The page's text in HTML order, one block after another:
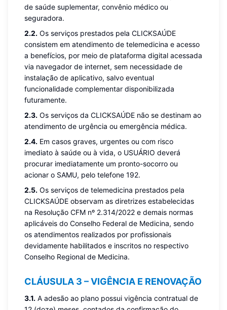
de saúde suplementar, convênio médico ou
seguradora.
2.2. Os serviços prestados pela CLICKSAÚDE
consistem em atendimento de telemedicina e acesso
a benefícios, por meio de plataforma digital acessada
via navegador de internet, sem necessidade de
instalação de aplicativo, salvo eventual
funcionalidade complementar disponibilizada
futuramente.
2.3. Os serviços da CLICKSAÚDE não se destinam ao
atendimento de urgência ou emergência médica.
2.4. Em casos graves, urgentes ou com risco
imediato à saúde ou à vida, o USUÁRIO deverá
procurar imediatamente um pronto-socorro ou
acionar o SAMU, pelo telefone 192.
2.5. Os serviços de telemedicina prestados pela
CLICKSAÚDE observam as diretrizes estabelecidas
na Resolução CFM nº 2.314/2022 e demais normas
aplicáveis do Conselho Federal de Medicina, sendo
os atendimentos realizados por profissionais
devidamente habilitados e inscritos no respectivo
Conselho Regional de Medicina.
CLÁUSULA 3 – VIGÊNCIA E RENOVAÇÃO
3.1. A adesão ao plano possui vigência contratual de